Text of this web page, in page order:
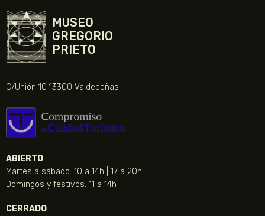
MUSEO
GREGORIO
PRIETO
C/Unión 10 13300 Valdepeñas
ABIERTO
Martes a sábado: 10 a 14h | 17 a 20h
Domingos y festivos: 11 a 14h
CERRADO